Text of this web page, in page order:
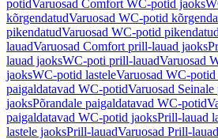
potidVaruosad Comfort WC-potid jaoks
kõrgendatudVaruosad WC-potid
pikendatudVaruosad WC-potid
lauadVaruosad Comfort prill-lauad jaoks
lauad jaoksWC-poti prill-lauadVaruosad
jaoksWC-potid lasteleVaruosad WC-potid
paigaldatavad WC-potidVaruosad
jaoksPõrandale paigaldatavad WC-potid
paigaldatavad WC-potid jaoksPrill-lauad
lastele jaoksPrill-lauadVaruosad Prill-